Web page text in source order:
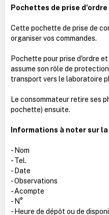
Pochettes de prise
Cette pochette de prise de
organiser vos commandes.
Pochette pour prise d'ordre
assume son rôle de
transport vers le laboratoire
Le consommateur retire ses
pochette) ensuite.
Informations à noter sur
- Nom
- Tel.
- Date
- Observations
- Acompte
- N°
- Heure de dépôt ou de